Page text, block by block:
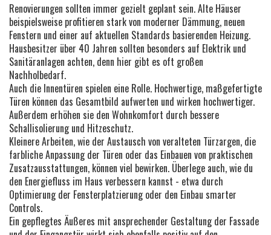
Renovierungen sollten immer gezielt geplant sein. Alte Häuser
beispielsweise profitieren stark von moderner Dämmung, neuen
Fenstern und einer auf aktuellen Standards basierenden Heizung.
Hausbesitzer über 40 Jahren sollten besonders auf Elektrik und
Sanitäranlagen achten, denn hier gibt es oft großen
Nachholbedarf.
Auch die Innentüren spielen eine Rolle. Hochwertige, maßgefertigte
Türen können das Gesamtbild aufwerten und wirken hochwertiger.
Außerdem erhöhen sie den Wohnkomfort durch bessere
Schallisolierung und Hitzeschutz.
Kleinere Arbeiten, wie der Austausch von veralteten Türzargen, die
farbliche Anpassung der Türen oder das Einbauen von praktischen
Zusatzausstattungen, können viel bewirken. Überlege auch, wie du
den Energiefluss im Haus verbessern kannst - etwa durch
Optimierung der Fensterplatzierung oder den Einbau smarter
Controls.
Ein gepflegtes Äußeres mit ansprechender Gestaltung der Fassade